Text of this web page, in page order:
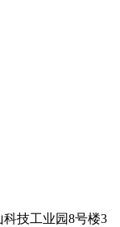
技工业园8号楼3